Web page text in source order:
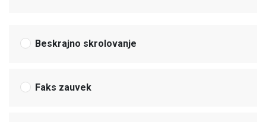
Beskrajno skrolovanje
Faks zauvek